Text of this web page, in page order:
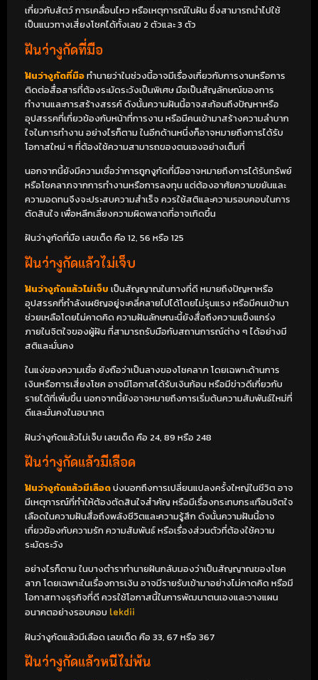
เกี่ยวกับสัตว์ การเคลื่อนไหว หรือเหตุการณ์ในฝัน ซึ่งสามารถนำไปใช้
เป็นแนวทางเสี่ยงโชคได้ทั้งเลข 2 ตัวและ 3 ตัว
ฝันว่างูกัดที่มือ
ฝันว่างูกัดที่มือทำนายว่าในช่วงนี้อาจมีเรื่องเกี่ยวกับการงานหรือการ
ติดต่อสื่อสารที่ต้องระมัดระวังเป็นพิเศษ มือเป็นสัญลักษณ์ของการ
ทำงานและการสร้างสรรค์ ดังนั้นความฝันนี้อาจสะท้อนถึงปัญหาหรือ
อุปสรรคที่เกี่ยวข้องกับหน้าที่การงาน หรือมีคนเข้ามาสร้างความลำบาก
ใจในการทำงาน อย่างไรก็ตาม ในอีกด้านหนึ่งก็อาจหมายถึงการได้รับ
โอกาสใหม่ ๆ ที่ต้องใช้ความสามารถของตนเองอย่างเต็มที่
นอกจากนี้ยังมีความเชื่อว่าการถูกงูกัดที่มืออาจหมายถึงการได้รับทรัพย์
หรือโชคลาภจากการทำงานหรือการลงทุน แต่ต้องอาศัยความขยันและ
ความอดทนจึงจะประสบความสำเร็จ ควรใช้สติและความรอบคอบในการ
ตัดสินใจ เพื่อหลีกเลี่ยงความผิดพลาดที่อาจเกิดขึ้น
ฝันว่างูกัดที่มือ เลขเด็ด คือ 12, 56 หรือ 125
ฝันว่างูกัดแล้วไม่เจ็บ
ฝันว่างูกัดแล้วไม่เจ็บ เป็นสัญญาณในทางที่ดี หมายถึงปัญหาหรือ
อุปสรรคที่กำลังเผชิญอยู่จะคลี่คลายไปได้โดยไม่รุนแรง หรือมีคนเข้ามา
ช่วยเหลือโดยไม่คาดคิด ความฝันลักษณะนี้ยังสื่อถึงความแข็งแกร่ง
ภายในจิตใจของผู้ฝัน ที่สามารถรับมือกับสถานการณ์ต่าง ๆ ได้อย่างมี
สติและมั่นคง
ในแง่ของความเชื่อ ยังถือว่าเป็นลางของโชคลาภ โดยเฉพาะด้านการ
เงินหรือการเสี่ยงโชค อาจมีโอกาสได้รับเงินก้อน หรือมีข่าวดีเกี่ยวกับ
รายได้ที่เพิ่มขึ้น นอกจากนี้ยังอาจหมายถึงการเริ่มต้นความสัมพันธ์ใหม่ที่
ดีและมั่นคงในอนาคต
ฝันว่างูกัดแล้วไม่เจ็บ เลขเด็ด คือ 24, 89 หรือ 248
ฝันว่างูกัดแล้วมีเลือด
ฝันว่างูกัดแล้วมีเลือดบ่งบอกถึงการเปลี่ยนแปลงครั้งใหญ่ในชีวิต อาจ
มีเหตุการณ์ที่ทำให้ต้องตัดสินใจสำคัญ หรือมีเรื่องกระทบกระเทือนจิตใจ
เลือดในความฝันสื่อถึงพลังชีวิตและความรู้สึก ดังนั้นความฝันนี้อาจ
เกี่ยวข้องกับความรัก ความสัมพันธ์ หรือเรื่องส่วนตัวที่ต้องใช้ความ
ระมัดระวัง
อย่างไรก็ตาม ในบางตำราทำนายฝันกลับมองว่าเป็นสัญญาณของโชค
ลาภ โดยเฉพาะในเรื่องการเงิน อาจมีรายรับเข้ามาอย่างไม่คาดคิด หรือมี
โอกาสทางธุรกิจที่ดี ควรใช้โอกาสนี้ในการพัฒนาตนเองและวางแผน
อนาคตอย่างรอบคอบ lekdii
ฝันว่างูกัดแล้วมีเลือด เลขเด็ด คือ 33, 67 หรือ 367
ฝันว่างูกัดแล้วหนีไม่พ้น